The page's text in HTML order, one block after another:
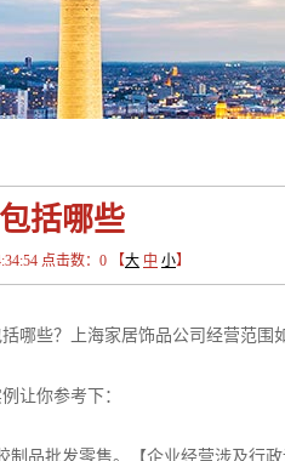
括哪些
点击数： 0 【大 中 小】
哪些？上海家居饰品公司经营范围
让你参考下：
品批发零售。【企业经营涉及行政